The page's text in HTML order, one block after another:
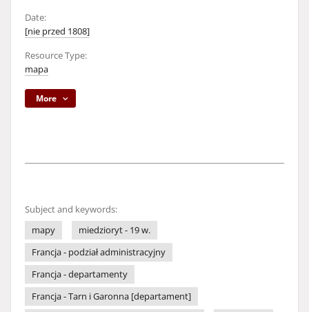
Date:
[nie przed 1808]
Resource Type:
mapa
More
Subject and keywords:
mapy
miedzioryt - 19 w.
Francja - podział administracyjny
Francja - departamenty
Francja - Tarn i Garonna [departament]